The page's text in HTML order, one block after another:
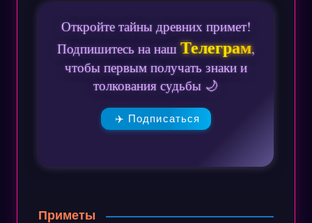
Откройте тайны древних примет!
Подпишитесь на нашТелеграм,
чтобы первым получать знаки и
толкования судьбы 🌙
✈️ Подписаться
Приметы